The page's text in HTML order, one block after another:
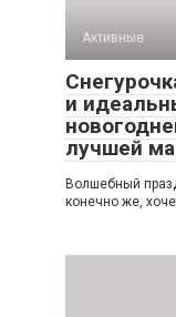
Активные
и
лучшей
Волшебный
конечно же,